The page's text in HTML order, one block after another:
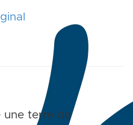
une terre de